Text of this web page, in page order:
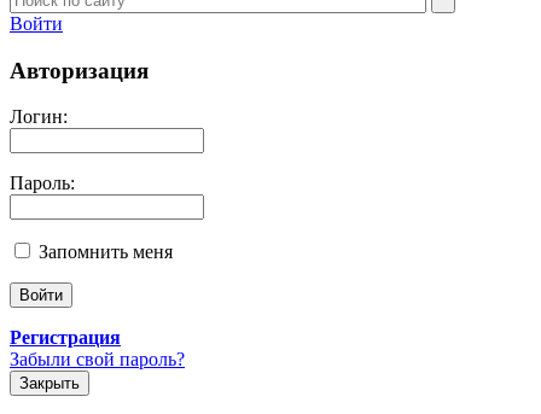
Войти
Авторизация
Логин:
Пароль:
Запомнить меня
Регистрация
Забыли свой пароль?
Закрыть